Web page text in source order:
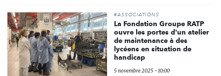
#ASSOCIATIONS
La Fondation Groupe RATP
ouvre les portes d'un atelier
de maintenance à des
lycéens en situation de
handicap
5 novembre 2025 - 10:00